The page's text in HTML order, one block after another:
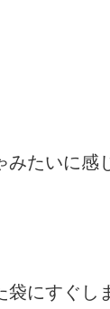
たいに感
にすぐし